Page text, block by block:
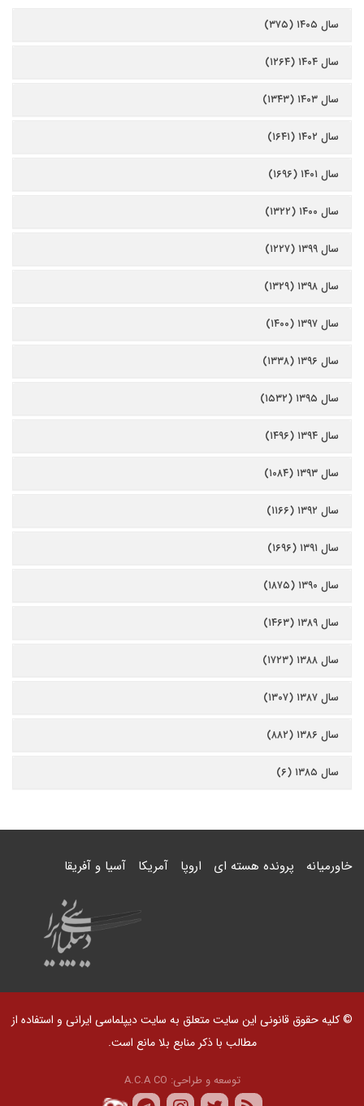
سال ۱۴۰۵ (۳۷۵)
سال ۱۴۰۴ (۱۲۶۴)
سال ۱۴۰۳ (۱۳۴۳)
سال ۱۴۰۲ (۱۶۴۱)
سال ۱۴۰۱ (۱۶۹۶)
سال ۱۴۰۰ (۱۳۲۲)
سال ۱۳۹۹ (۱۲۲۷)
سال ۱۳۹۸ (۱۳۲۹)
سال ۱۳۹۷ (۱۴۰۰)
سال ۱۳۹۶ (۱۳۳۸)
سال ۱۳۹۵ (۱۵۳۲)
سال ۱۳۹۴ (۱۴۹۶)
سال ۱۳۹۳ (۱۰۸۴)
سال ۱۳۹۲ (۱۱۶۶)
سال ۱۳۹۱ (۱۶۹۶)
سال ۱۳۹۰ (۱۸۷۵)
سال ۱۳۸۹ (۱۴۶۳)
سال ۱۳۸۸ (۱۷۲۳)
سال ۱۳۸۷ (۱۳۰۷)
سال ۱۳۸۶ (۸۸۲)
سال ۱۳۸۵ (۶)
خاورمیانه پرونده هسته ای اروپا آمریکا آسیا و آفریقا
© کلیه حقوق قانونی این سایت متعلق به سایت دیپلماسی ایرانی و استفاده از
مطالب با ذکر منابع بلا مانع است.
توسعه و طراحی: A.C.A CO